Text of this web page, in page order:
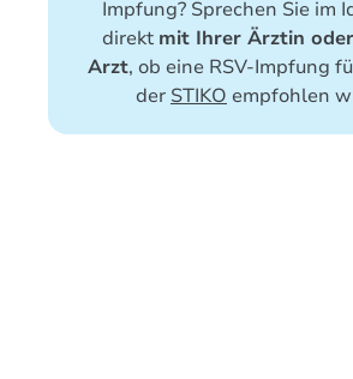
Impfung? Sprechen Sie im
direkt mit Ihrer Ärztin
Arzt, ob eine RSV-Impfung
der STIKO empfohlen